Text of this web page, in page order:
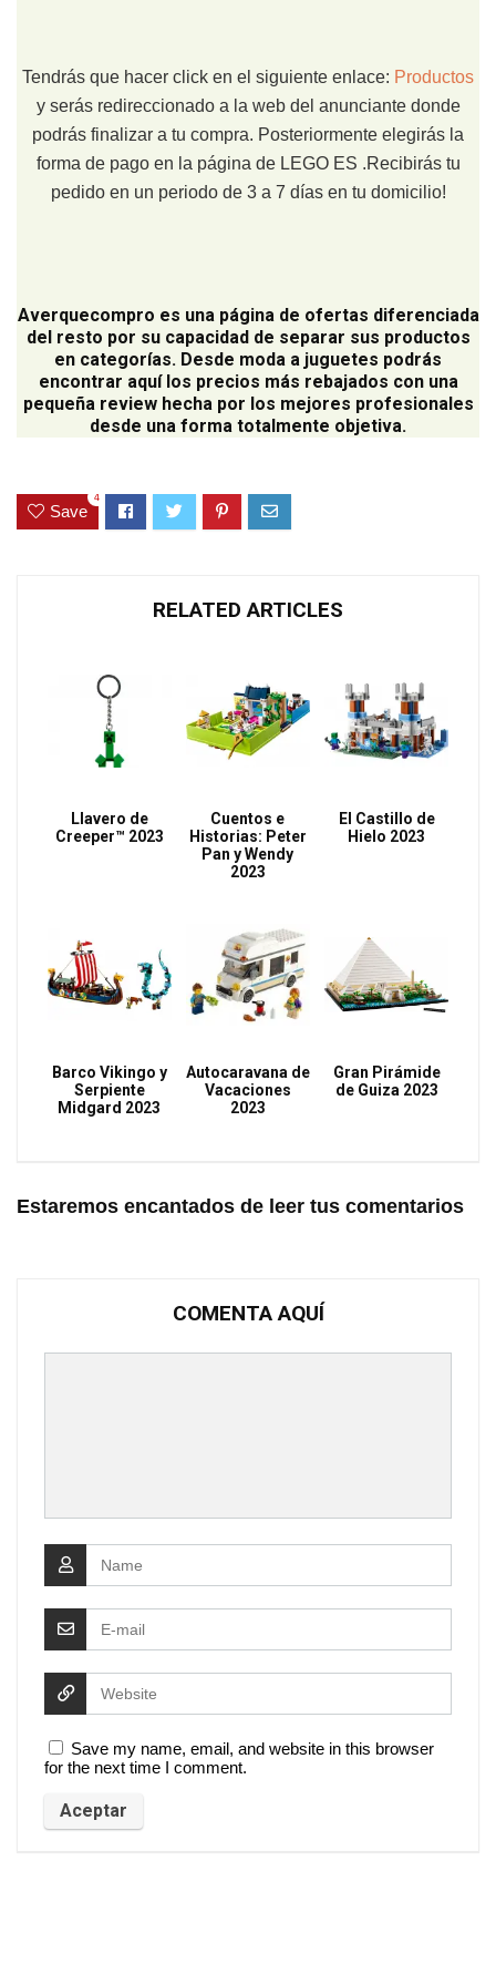
Tendrás que hacer click en el siguiente enlace: Productos
y serás redireccionado a la web del anunciante donde
podrás finalizar a tu compra. Posteriormente elegirás la
forma de pago en la página de LEGO ES .Recibirás tu
pedido en un periodo de 3 a 7 días en tu domicilio!
Averquecompro es una página de ofertas diferenciada
del resto por su capacidad de separar sus productos
en categorías. Desde moda a juguetes podrás
encontrar aquí los precios más rebajados con una
pequeña review hecha por los mejores profesionales
desde una forma totalmente objetiva.
Save
4
RELATED ARTICLES
Llavero de
Creeper™ 2023
Cuentos e
Historias: Peter
Pan y Wendy
2023
El Castillo de
Hielo 2023
Barco Vikingo y
Serpiente
Midgard 2023
Autocaravana de
Vacaciones
2023
Gran Pirámide
de Guiza 2023
Estaremos encantados de leer tus comentarios
COMENTA AQUÍ
Save my name, email, and website in this browser
for the next time I comment.